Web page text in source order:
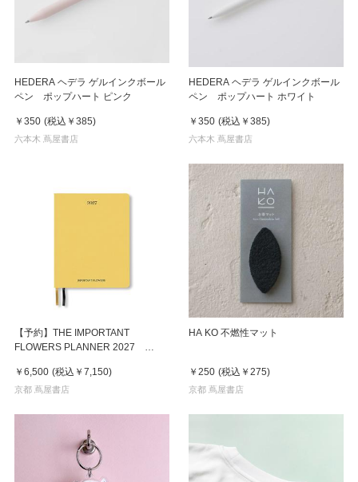
HEDERA ヘデラ ゲルインクボール
ペン ポップハート ピンク
￥350 (税込 ￥385)
六本木 蔦屋書店
HEDERA ヘデラ ゲルインクボール
ペン ポップハート ホワイト
￥350 (税込 ￥385)
六本木 蔦屋書店
【予約】THE IMPORTANT
FLOWERS PLANNER 2027
予定
￥6,500 (税込 ￥7,150)
京都 蔦屋書店
HA KO 不燃性マット
￥250 (税込 ￥275)
京都 蔦屋書店